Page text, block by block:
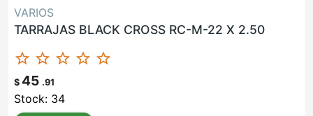
VARIOS
TARRAJAS BLACK CROSS RC-M-22 X 2.50
star_border star_border star_border star_border star_border
$ 45 .91
Stock: 34